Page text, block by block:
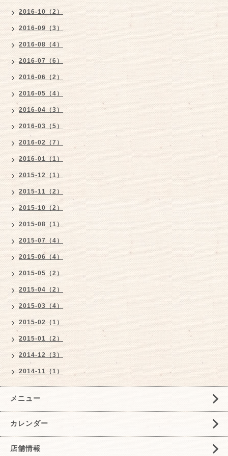
2016-10（2）
2016-09（3）
2016-08（4）
2016-07（6）
2016-06（2）
2016-05（4）
2016-04（3）
2016-03（5）
2016-02（7）
2016-01（1）
2015-12（1）
2015-11（2）
2015-10（2）
2015-08（1）
2015-07（4）
2015-06（4）
2015-05（2）
2015-04（2）
2015-03（4）
2015-02（1）
2015-01（2）
2014-12（3）
2014-11（1）
メニュー
カレンダー
店舗情報